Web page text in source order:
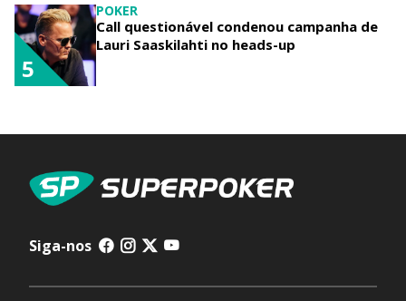
POKER
Call questionável condenou campanha de
Lauri Saaskilahti no heads-up
5
Siga-nos